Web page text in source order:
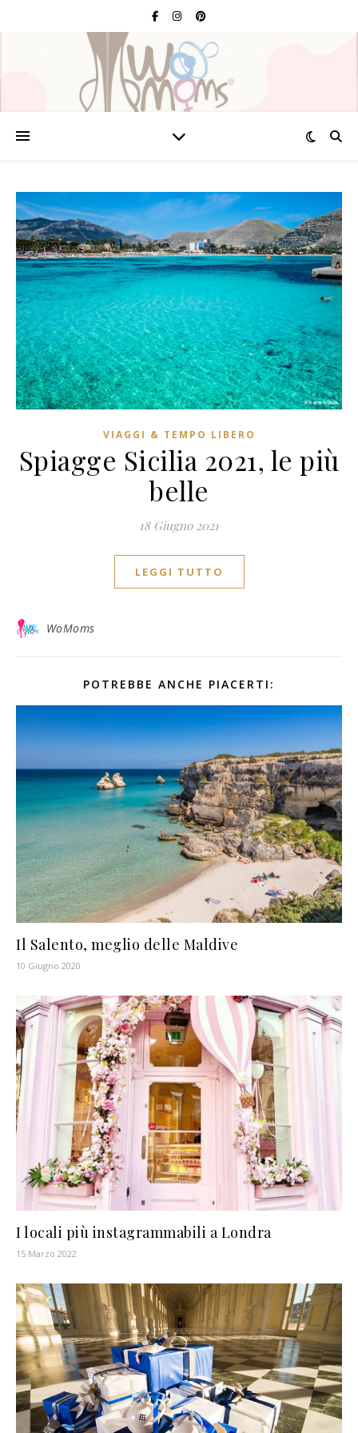
VIAGGI & TEMPO LIBERO
Spiagge Sicilia 2021, le più
belle
18 Giugno 2021
LEGGI TUTTO
WoMoms
POTREBBE ANCHE PIACERTI:
Il Salento, meglio delle Maldive
10 Giugno 2020
I locali più instagrammabili a Londra
15 Marzo 2022